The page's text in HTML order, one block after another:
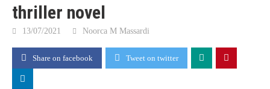
thriller novel
13/07/2021 Noorca M Massardi
Share on facebook Tweet on twitter